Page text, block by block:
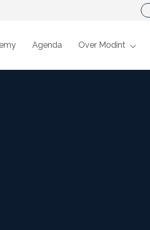
Agenda Over Modint